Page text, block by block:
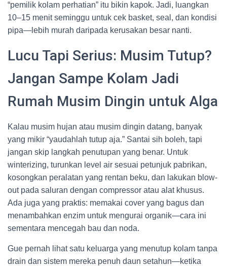
“pemilik kolam perhatian” itu bikin kapok. Jadi, luangkan
10–15 menit seminggu untuk cek basket, seal, dan kondisi
pipa—lebih murah daripada kerusakan besar nanti.
Lucu Tapi Serius: Musim Tutup?
Jangan Sampe Kolam Jadi
Rumah Musim Dingin untuk Alga
Kalau musim hujan atau musim dingin datang, banyak
yang mikir “yaudahlah tutup aja.” Santai sih boleh, tapi
jangan skip langkah penutupan yang benar. Untuk
winterizing, turunkan level air sesuai petunjuk pabrikan,
kosongkan peralatan yang rentan beku, dan lakukan blow-
out pada saluran dengan compressor atau alat khusus.
Ada juga yang praktis: memakai cover yang bagus dan
menambahkan enzim untuk mengurai organik—cara ini
sementara mencegah bau dan noda.
Gue pernah lihat satu keluarga yang menutup kolam tanpa
drain dan sistem mereka penuh daun setahun—ketika